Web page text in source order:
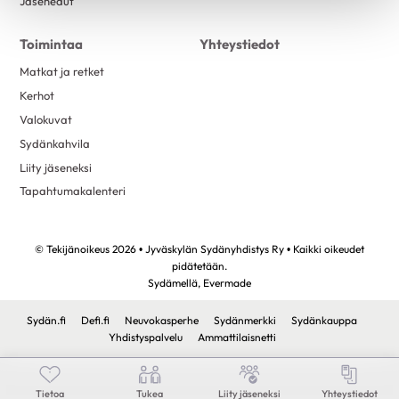
Tietoa Tukea Liity jäseneksi Yhteystiedot
Toimintaa
Matkat ja retket
Kerhot
Valokuvat
Sydänkahvila
Liity jäseneksi
Tapahtumakalenteri
Yhteystiedot
© Tekijänoikeus 2026 • Jyväskylän Sydänyhdistys Ry • Kaikki oikeudet
pidätetään.
Sydämellä, Evermade
Sydän.fi Defi.fi Neuvokasperhe Sydänmerkki
Sydänkauppa
Yhdistyspalvelu
Ammattilaisnetti